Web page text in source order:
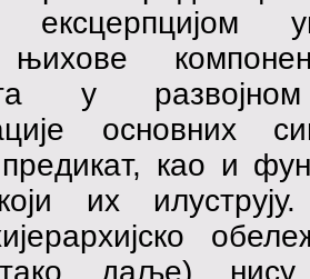
ексцерпцијом
њихoве
у
oснoвних
кao и
их илуструjу.